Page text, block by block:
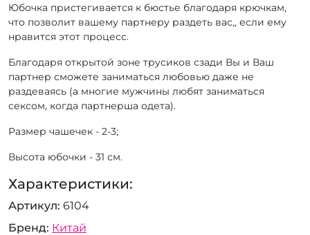
Юбочка пристегивается к бюстье благодаря крючкам,
что позволит вашему партнеру раздеть вас,, если ему
нравится этот процесс.
Благодаря открытой зоне трусиков сзади Вы и Ваш
партнер сможете заниматься любовью даже не
раздеваясь (а многие мужчины любят заниматься
сексом, когда партнерша одета).
Размер чашечек - 2-3;
Высота юбочки - 31 см.
Характеристики:
Артикул 6104
Бренд Китай